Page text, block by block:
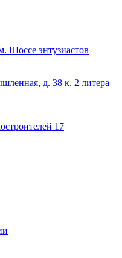
Шоссе энтузиастов
д. 38 к. 2 литера
17